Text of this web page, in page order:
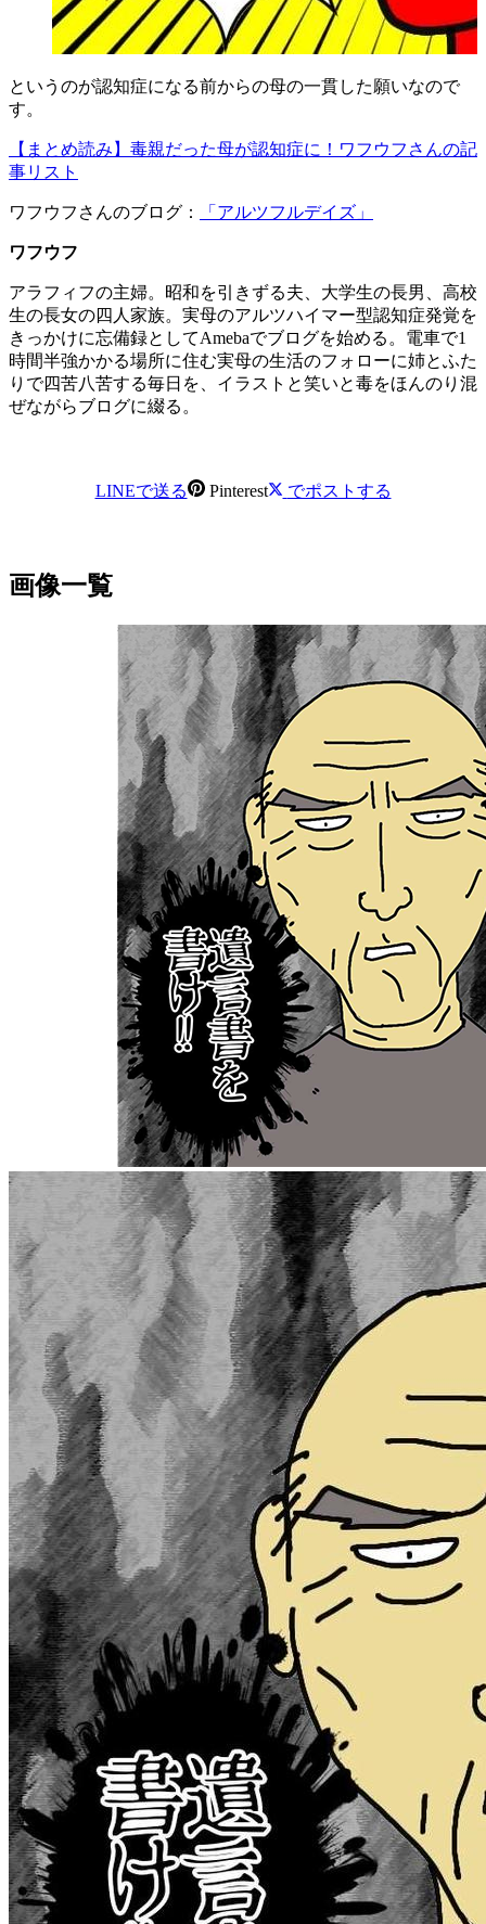
というのが認知症になる前からの母の一貫した願いなので
す。
【まとめ読み】毒親だった母が認知症に！ワフウフさんの記
事リスト
ワフウフさんのブログ： 「アルツフルデイズ」
ワフウフ
アラフィフの主婦。昭和を引きずる夫、大学生の長男、高校
生の長女の四人家族。実母のアルツハイマー型認知症発覚を
きっかけに忘備録としてAmebaでブログを始める。電車で1
時間半強かかる場所に住む実母の生活のフォローに姉とふた
りで四苦八苦する毎日を、イラストと笑いと毒をほんのり混
ぜながらブログに綴る。
LINEで送る Pinterest でポストする
画像一覧